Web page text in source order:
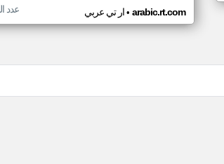
ار تي عربي• arabic.rt.com عدد